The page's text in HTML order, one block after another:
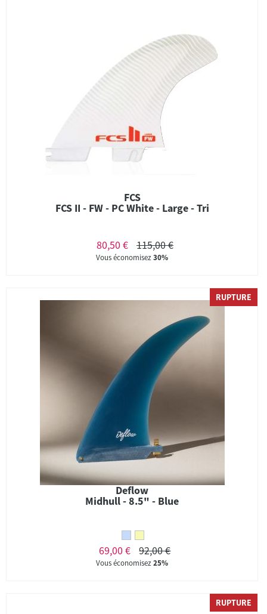
FCS
FCS II - FW - PC White - Large - Tri
80,50 € 115,00 €
Vous économisez30%
RUPTURE
Deflow
Midhull - 8.5" - Blue
69,00 € 92,00 €
Vous économisez25%
RUPTURE